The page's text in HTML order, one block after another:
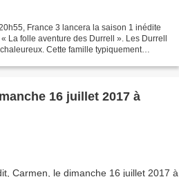
France 3 lancera la saison 1 inédite
La folle aventure des Durrell ». Les Durrell
Cette famille typiquement
16 juillet 2017 à